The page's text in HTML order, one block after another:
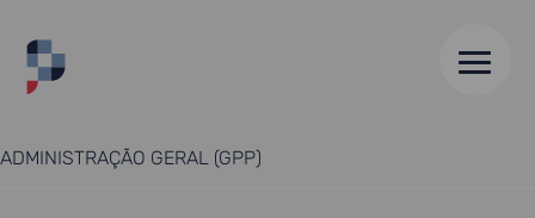
HOME
ADMINISTRAÇÃO GERAL (GPP)